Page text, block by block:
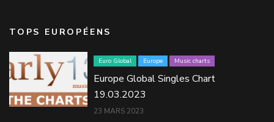
TOPS EUROPÉENS
Euro Global Europe Music charts
Europe Global Singles Chart
19.03.2023
23 MARS 2023